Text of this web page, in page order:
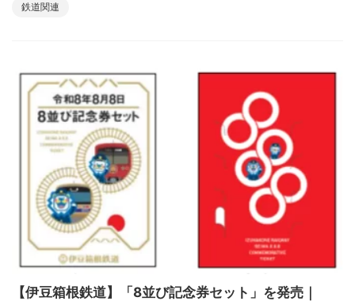
鉄道関連
【伊豆箱根鉄道】「8並び記念券セット」を発売｜